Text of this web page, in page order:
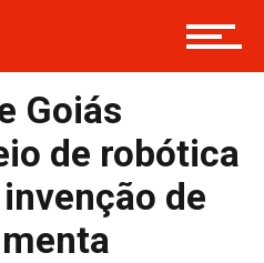
Goiás
de robótica
de